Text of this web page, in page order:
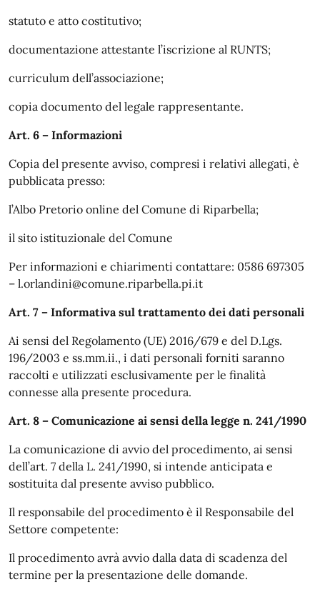
statuto e atto costitutivo;
documentazione attestante l’iscrizione al RUNTS;
curriculum dell’associazione;
copia documento del legale rappresentante.
Art. 6 – Informazioni
Copia del presente avviso, compresi i relativi allegati, è
pubblicata presso:
l’Albo Pretorio online del Comune di Riparbella;
il sito istituzionale del Comune
Per informazioni e chiarimenti contattare: 0586 697305
– l.orlandini@comune.riparbella.pi.it
Art. 7 – Informativa sul trattamento dei dati personali
Ai sensi del Regolamento (UE) 2016/679 e del D.Lgs.
196/2003 e ss.mm.ii., i dati personali forniti saranno
raccolti e utilizzati esclusivamente per le finalità
connesse alla presente procedura.
Art. 8 – Comunicazione ai sensi della legge n. 241/1990
La comunicazione di avvio del procedimento, ai sensi
dell’art. 7 della L. 241/1990, si intende anticipata e
sostituita dal presente avviso pubblico.
Il responsabile del procedimento è il Responsabile del
Settore competente:
Il procedimento avrà avvio dalla data di scadenza del
termine per la presentazione delle domande.